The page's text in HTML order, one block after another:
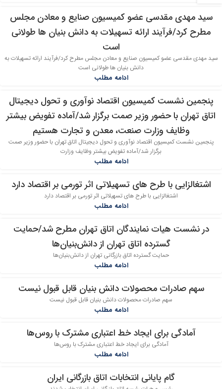
19
مرداد
سید مهدی مقدسی عضو کمیسیون صنایع و معادن مجلس
مطرح کرد/فرآیند ارائه تسهیلات به دانش بنیان ها طولانی
است
سید مهدی مقدسی عضو کمیسیون صنایع و معادن مجلس مطرح کرد/فرآیند ارائه تسهیلات به
دانش بنیان ها طولانی است
ادامه مطلب
15
مرداد
پنجمین نشست کمیسیون‌ اقتصاد نوآوری و تحول دیجیتال
اتاق تهران با حضور وزیر صمت برگزار شد/آماده تفویض بیشتر
وظایف وزارت صنعت، معدن و تجارت هستیم
پنجمین نشست کمیسیون‌ اقتصاد نوآوری و تحول دیجیتال اتاق تهران با حضور وزیر صمت
برگزار شد/آماده تفویض بیشتر وظایف وزارت
ادامه مطلب
29
اشتغالزایی با طرح های تسهیلاتی اثر تورمی بر اقتصاد دارد
اشتغالزایی با طرح های تسهیلاتی اثر تورمی بر اقتصاد دارد
ادامه مطلب
25
در نشست هیات نمایندگان اتاق تهران مطرح شد/حمایت
گسترده اتاق تهران از دانش‌بنیان‎‌ها
حمایت گسترده اتاق بازرگانی تهران از دانش‌بنیان‎‌ها
ادامه مطلب
24سهم صادرات محصولات دانش بنیان قابل قبول نیست
سهم صادرات محصولات دانش بنیان قابل قبول نیست
ادامه مطلب
آمادگی برای ایجاد خط اعتباری مشترک با روس‌ها
آمادگی برای ایجاد خط اعتباری مشترک با روس‌ها
ادامه مطلب
گام پایانی انتخابات اتاق بازرگانی ایران